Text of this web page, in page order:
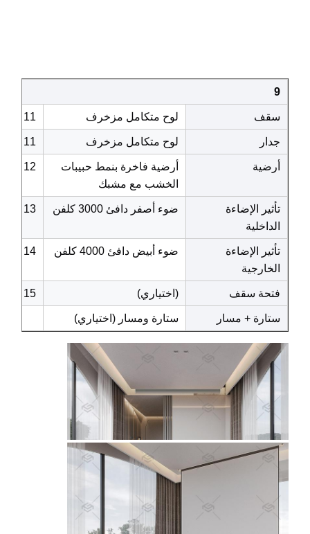
9
سقف لوح متكامل مزخرف 11
جدار لوح متكامل مزخرف 11
أرضية
أرضية فاخرة بنمط حبيبات
الخشب مع مشبك
12
تأثير الإضاءة
الداخلية
ضوء أصفر دافئ 3000 كلفن 13
تأثير الإضاءة
الخارجية
ضوء أبيض دافئ 4000 كلفن 14
فتحة سقف (اختياري) 15
ستارة + مسار ستارة ومسار (اختياري)